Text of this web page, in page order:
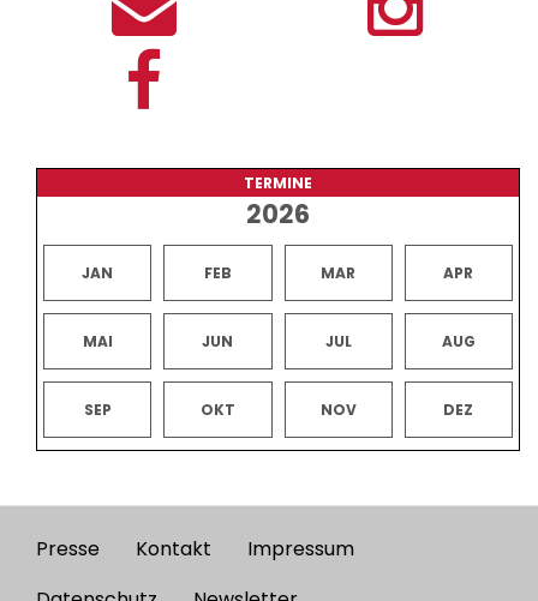
TERMINE
2026
JAN FEB MAR APR
MAI JUN JUL AUG
SEP OKT NOV DEZ
Footer
Presse Kontakt
Impressum